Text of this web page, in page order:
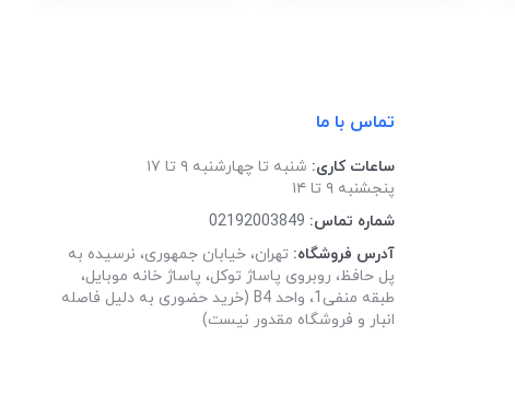
تماس با ما
ساعات کاری: شنبه تا چهارشنبه ۹ تا ۱۷
پنجشنبه ۹ تا ۱۴
شماره تماس: 02192003849
آدرس فروشگاه: تهران، خیابان جمهوری، نرسیده به
پل حافظ، روبروی پاساژ توکل، پاساژ خانه موبایل،
طبقه منفی1، واحد B4 (خرید حضوری به دلیل فاصله
انبار و فروشگاه مقدور نیست)